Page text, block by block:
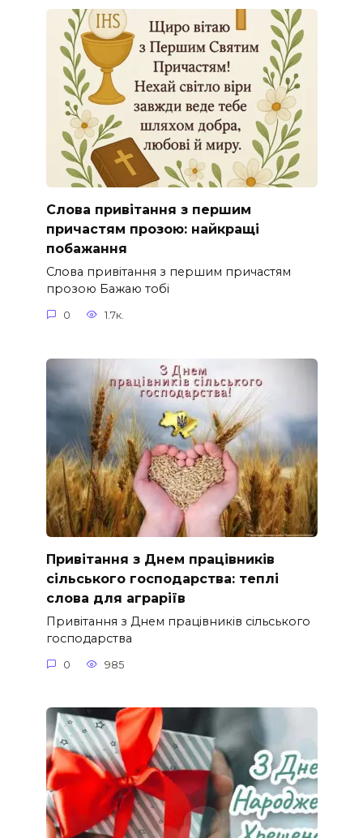
Слова привітання з першим
причастям прозою: найкращі
побажання
Слова привітання з першим причастям
прозою Бажаю тобі
0 1.7к.
Привітання з Днем працівників
сільського господарства: теплі
слова для аграріїв
Привітання з Днем працівників сільського
господарства
0 985